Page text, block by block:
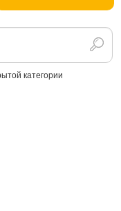
категории